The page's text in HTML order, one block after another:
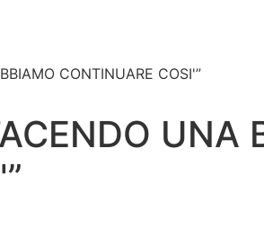
CONTINUARE COSI'”
UNA